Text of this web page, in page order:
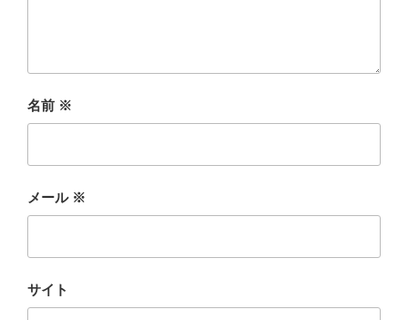
名前 ※
メール ※
サイト